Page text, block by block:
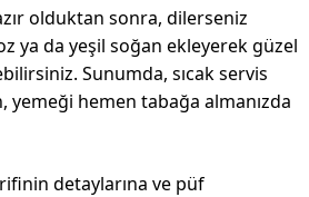
olduktan sonra, dilerseniz
ya da yeşil soğan ekleyerek güzel
Sunumda, sıcak servis
hemen tabağa almanızda
detaylarına ve püf